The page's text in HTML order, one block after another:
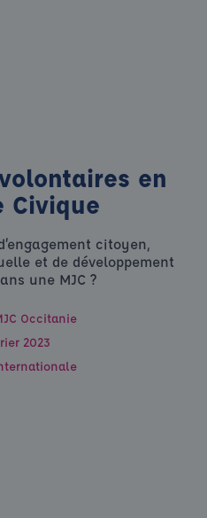
en
Civique
citoyen,
et de développement
une MJC ?
Occitanie
2023